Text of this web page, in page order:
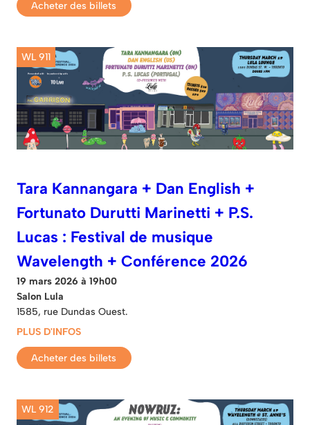
Acheter des billets
WL 911
Tara Kannangara + Dan English +
Fortunato Durutti Marinetti + P.S.
Lucas : Festival de musique
Wavelength + Conférence 2026
19 mars 2026 à 19h00
Salon Lula
1585, rue Dundas Ouest.
PLUS D'INFOS
Acheter des billets
WL 912